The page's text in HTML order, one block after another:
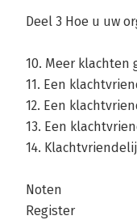
Deel 3 Hoe u uw
10. Meer
11. Een
12. Een
13. Een
14.
Noten
Register